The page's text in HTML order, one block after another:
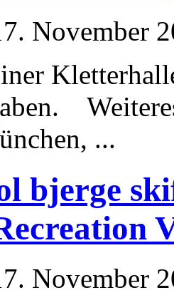
November
, ...
bjerge
November